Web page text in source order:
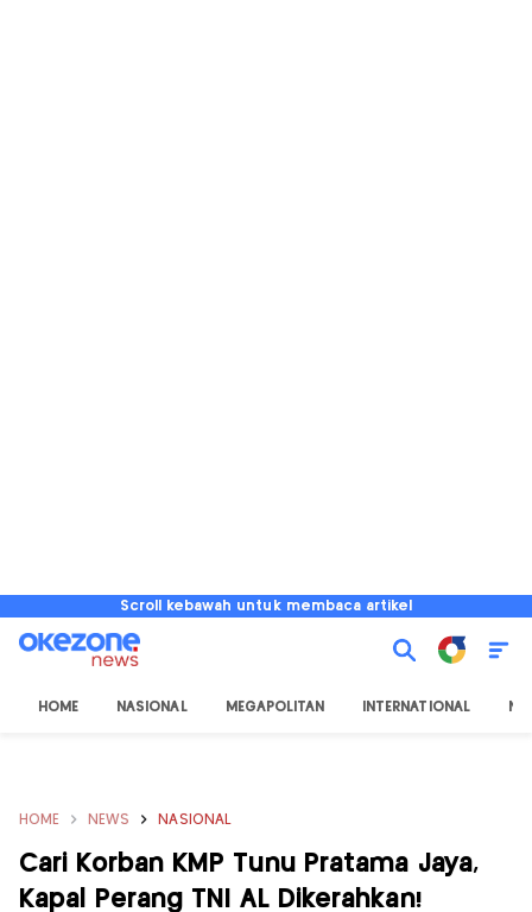
Scroll kebawah untuk membaca artikel
HOME NASIONAL MEGAPOLITAN INTERNATIONAL
HOME NEWS NASIONAL
Cari Korban KMP Tunu Pratama Jaya,
Kapal Perang TNI AL Dikerahkan!